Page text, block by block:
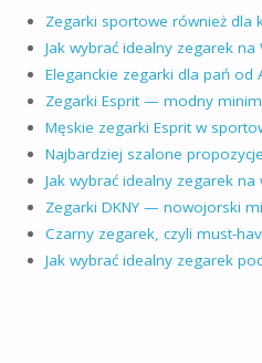
Zegarki sportowe również dla
Jak wybrać idealny zegarek
Eleganckie zegarki dla pań od
Zegarki Esprit — modny
Męskie zegarki Esprit w
Najbardziej szalone
Jak wybrać idealny zegarek
Zegarki DKNY — nowojorski
Czarny zegarek, czyli must-
Jak wybrać idealny zegarek